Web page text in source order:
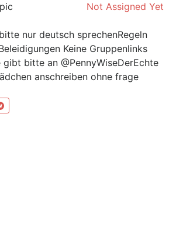
Not Assigned Yet
nur deutsch sprechenRegeln
Keine Gruppenlinks
gibt bitte an @PennyWiseDerEchte
anschreiben ohne frage